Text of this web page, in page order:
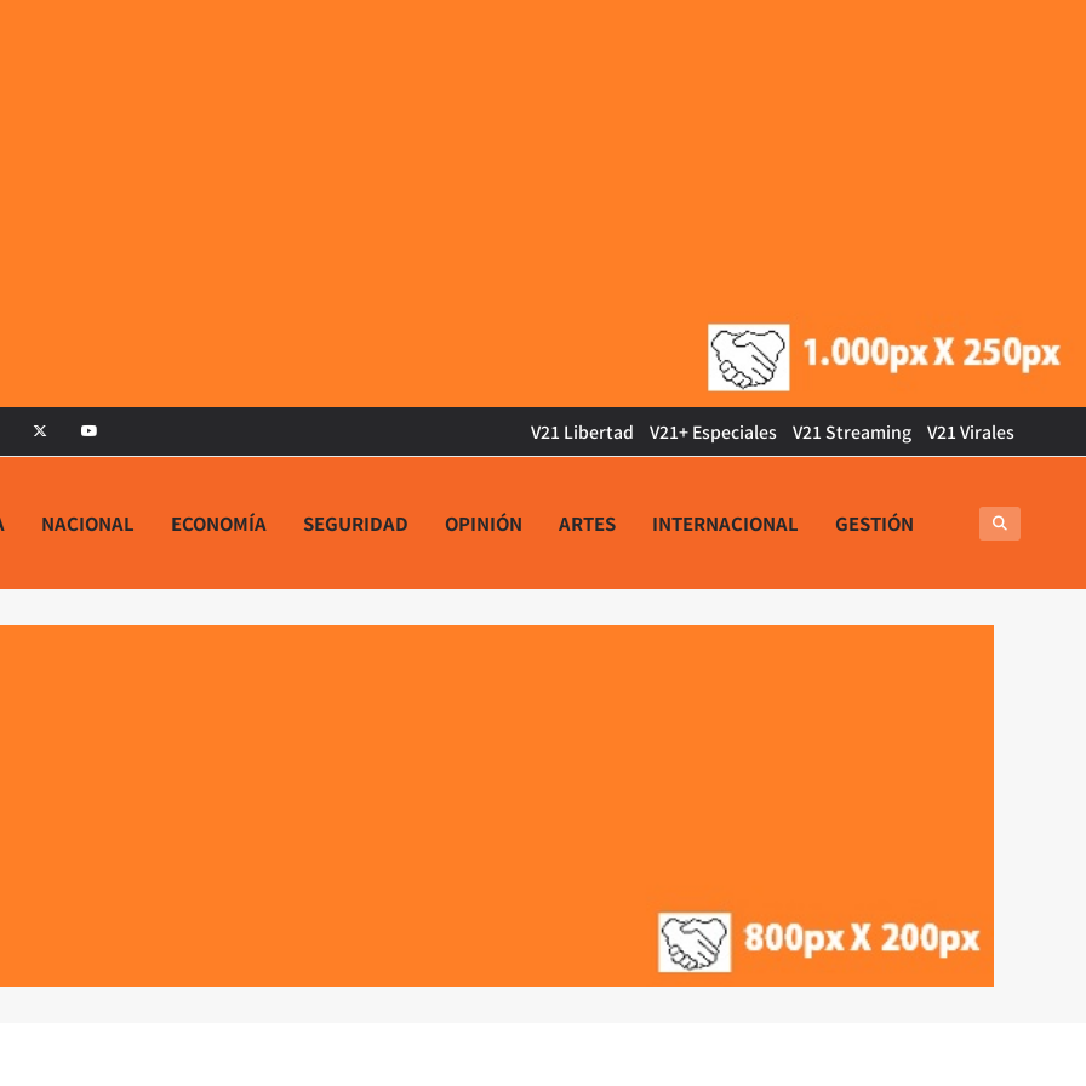
V21 Libertad V21+ Especiales V21 Streaming V21 Virales
NACIONAL ECONOMÍA SEGURIDAD OPINIÓN ARTES INTERNACIONAL GESTIÓN